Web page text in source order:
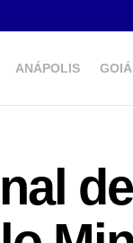
ANÁPOLIS
de